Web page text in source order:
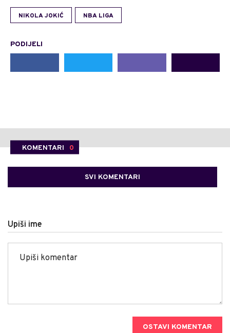
NIKOLA JOKIĆ NBA LIGA
PODIJELI
KOMENTARI 0
SVI KOMENTARI
Upiši ime
OSTAVI KOMENTAR